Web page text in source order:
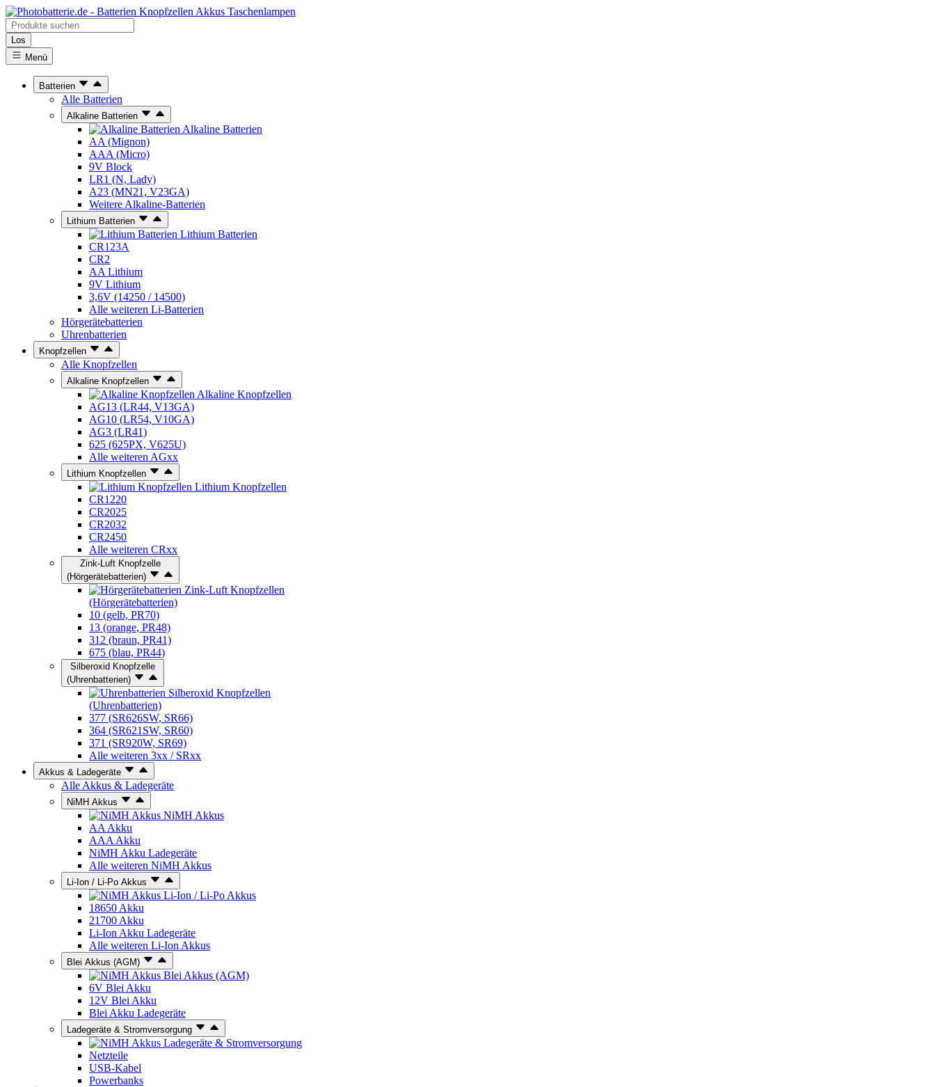
Los
Menü
Batterien
Alle Batterien
Alkaline Batterien
Alkaline Batterien
AA (Mignon)
AAA (Micro)
9V Block
LR1 (N, Lady)
A23 (MN21, V23GA)
Weitere Alkaline-Batterien
Lithium Batterien
Lithium Batterien
CR123A
CR2
AA Lithium
9V Lithium
3,6V (14250 / 14500)
Alle weiteren Li-Batterien
Hörgerätebatterien
Uhrenbatterien
Knopfzellen
Alle Knopfzellen
Alkaline Knopfzellen
Alkaline Knopfzellen
AG13 (LR44, V13GA)
AG10 (LR54, V10GA)
AG3 (LR41)
625 (625PX, V625U)
Alle weiteren AGxx
Lithium Knopfzellen
Lithium Knopfzellen
CR1220
CR2025
CR2032
CR2450
Alle weiteren CRxx
Zink-Luft Knopfzelle
(Hörgerätebatterien)
Zink-Luft Knopfzellen
(Hörgerätebatterien)
10 (gelb, PR70)
13 (orange, PR48)
312 (braun, PR41)
675 (blau, PR44)
Silberoxid Knopfzelle
(Uhrenbatterien)
Silberoxid Knopfzellen
(Uhrenbatterien)
377 (SR626SW, SR66)
364 (SR621SW, SR60)
371 (SR920W, SR69)
Alle weiteren 3xx / SRxx
Akkus & Ladegeräte
Alle Akkus & Ladegeräte
NiMH Akkus
NiMH Akkus
AA Akku
AAA Akku
NiMH Akku Ladegeräte
Alle weiteren NiMH Akkus
Li-Ion / Li-Po Akkus
Li-Ion / Li-Po Akkus
18650 Akku
21700 Akku
Li-Ion Akku Ladegeräte
Alle weiteren Li-Ion Akkus
Blei Akkus (AGM)
Blei Akkus (AGM)
6V Blei Akku
12V Blei Akku
Blei Akku Ladegeräte
Ladegeräte & Stromversorgung
Ladegeräte & Stromversorgung
Netzteile
USB-Kabel
Powerbanks